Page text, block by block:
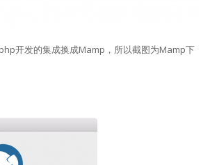
开发的集成换成Mamp，所以截图为Mamp下